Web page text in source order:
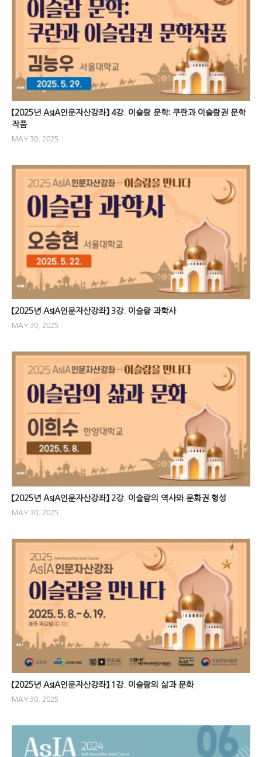
【2025년 AsIA인문자산강좌】 4강. 이슬람 문학: 쿠란과 이슬람권 문학
작품
MAY 30, 2025
【2025년 AsIA인문자산강좌】 3강. 이슬람 과학사
MAY 30, 2025
【2025년 AsIA인문자산강좌】 2강. 이슬람의 역사와 문화권 형성
MAY 30, 2025
【2025년 AsIA인문자산강좌】 1강. 이슬람의 삶과 문화
MAY 30, 2025